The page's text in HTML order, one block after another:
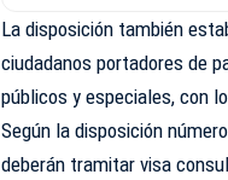
La disposición también
ciudadanos portadores de
públicos y especiales, con
Según la disposición
deberán tramitar visa